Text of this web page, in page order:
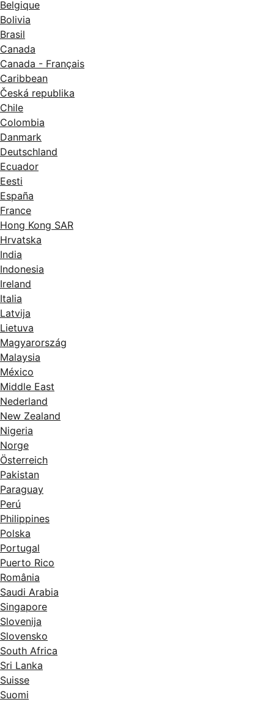
Belgique
Bolivia
Brasil
Canada
Canada - Français
Caribbean
Česká republika
Chile
Colombia
Danmark
Deutschland
Ecuador
Eesti
España
France
Hong Kong SAR
Hrvatska
India
Indonesia
Ireland
Italia
Latvija
Lietuva
Magyarország
Malaysia
México
Middle East
Nederland
New Zealand
Nigeria
Norge
Österreich
Pakistan
Paraguay
Perú
Philippines
Polska
Portugal
Puerto Rico
România
Saudi Arabia
Singapore
Slovenija
Slovensko
South Africa
Sri Lanka
Suisse
Suomi